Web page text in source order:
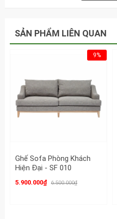
SẢN PHẨM LIÊN QUAN
9%
Ghế Sofa Phòng Khách
Hiện Đại - SF 010
5.900.000₫ 6.500.000₫